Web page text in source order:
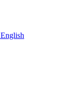
English